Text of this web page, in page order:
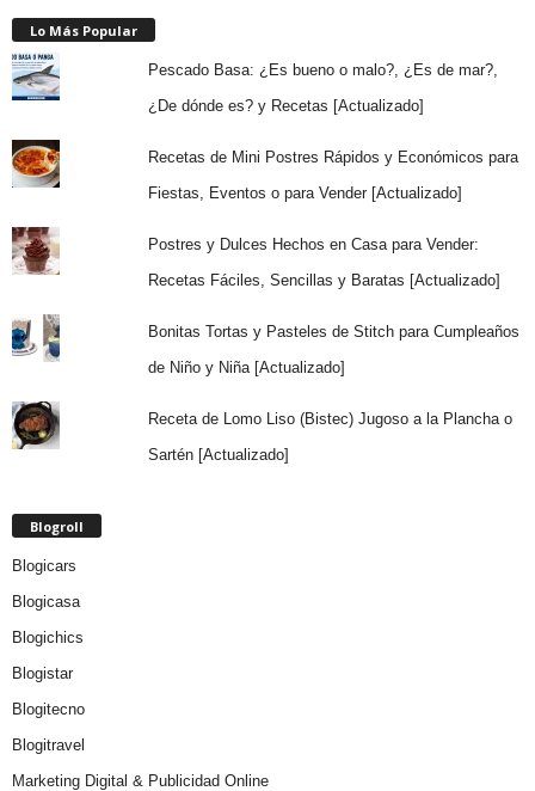
Lo Más Popular
Pescado Basa: ¿Es bueno o malo?, ¿Es de mar?,
¿De dónde es? y Recetas [Actualizado]
Recetas de Mini Postres Rápidos y Económicos para
Fiestas, Eventos o para Vender [Actualizado]
Postres y Dulces Hechos en Casa para Vender:
Recetas Fáciles, Sencillas y Baratas [Actualizado]
Bonitas Tortas y Pasteles de Stitch para Cumpleaños
de Niño y Niña [Actualizado]
Receta de Lomo Liso (Bistec) Jugoso a la Plancha o
Sartén [Actualizado]
Blogroll
Blogicars
Blogicasa
Blogichics
Blogistar
Blogitecno
Blogitravel
Marketing Digital & Publicidad Online